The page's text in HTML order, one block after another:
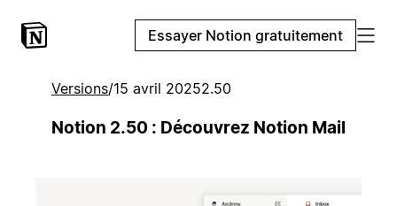
Essayer Notion gratuitement
Versions/15 avril 20252.50
Notion 2.50 : Découvrez Notion Mail